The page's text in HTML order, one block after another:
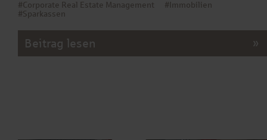
#Corporate Real Estate Management
#Immobilien
#Sparkassen
Beitrag lesen